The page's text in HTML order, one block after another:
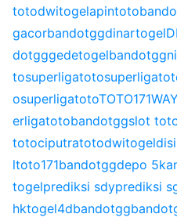
totodwitogelapintoto
gacorbandotggdinartogel
dotgggedetogelbandotgg
tosuperligatoto
osuperligatotoTOTO171
erligatotobandotggslot
totociputratotodwitogel
ltoto171bandotggdepo 5k
togelprediksi sdyprediksi
hktogel4dbandotgg